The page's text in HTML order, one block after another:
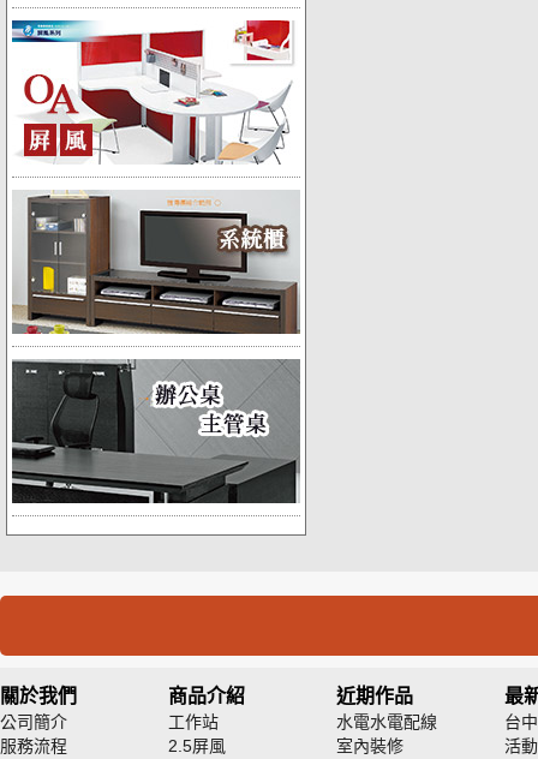
關於我們
公司簡介
服務流程
商品介紹
工作站
2.5屏風
近期作品
水電水電配線
室內裝修
最
台
活動